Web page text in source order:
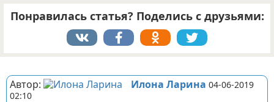
Понравилась статья? Поделись с друзьями:
Автор: Илона Ларина 04-06-2019
02:10